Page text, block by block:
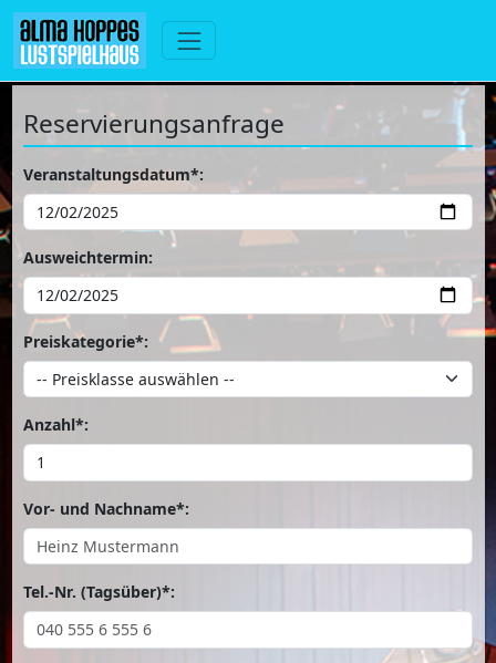
Reservierungsanfrage
Veranstaltungsdatum*:
Ausweichtermin:
Preiskategorie*:
Anzahl*:
Vor- und Nachname*:
Tel.-Nr. (Tagsüber)*: